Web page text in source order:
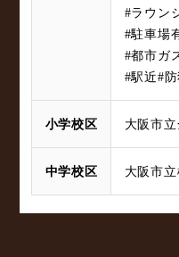
#ラウン
#駐車場
#都市ガ
#駅近#
小学校区 大阪市
中学校区 大阪市